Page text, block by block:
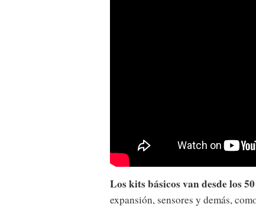
Los kits básicos van desde los
expansión, sensores y demás,